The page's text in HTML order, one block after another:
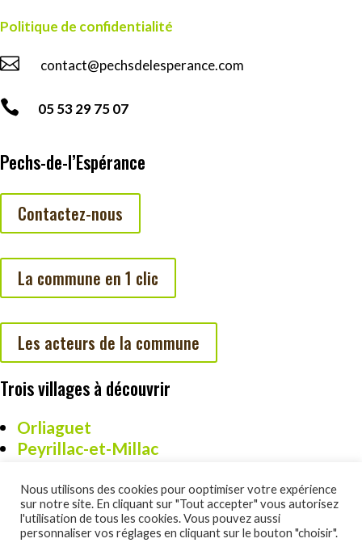
Politique de confidentialité
 contact@pechsdelesperance.com
 05 53 29 75 07
Pechs-de-l’Espérance
Contactez-nous
La commune en 1 clic
Les acteurs de la commune
Trois villages à découvrir
Orliaguet
Peyrillac-et-Millac
Nous utilisons des cookies pour ooptimiser votre expérience
sur notre site. En cliquant sur "Tout accepter" vous autorisez
l'utilisation de tous les cookies. Vous pouvez aussi
personnaliser vos réglages en cliquant sur le bouton "choisir".